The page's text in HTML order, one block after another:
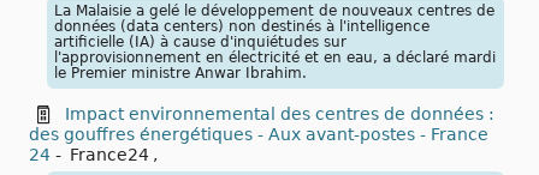
La Malaisie a gelé le développement de nouveaux centres de
données (data centers) non destinés à l'intelligence
artificielle (IA) à cause d'inquiétudes sur
l'approvisionnement en électricité et en eau, a déclaré mardi
le Premier ministre Anwar Ibrahim.
Impact environnemental des centres de données :
des gouffres énergétiques - Aux avant-postes - France
24 - France24 ,